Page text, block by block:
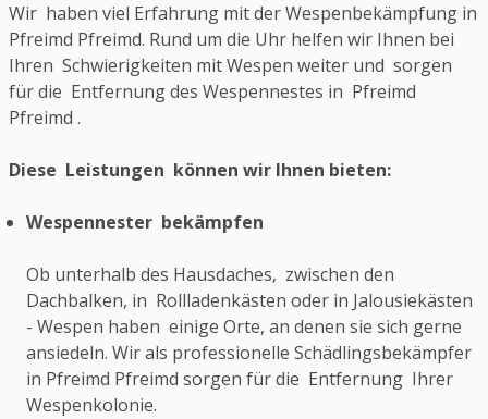
Wir haben viel Erfahrung mit der Wespenbekämpfung in
Pfreimd Pfreimd. Rund um die Uhr helfen wir Ihnen bei
Ihren Schwierigkeiten mit Wespen weiter und sorgen
für die Entfernung des Wespennestes in Pfreimd
Pfreimd .
Diese Leistungen können wir Ihnen bieten:
Wespennester bekämpfen
Ob unterhalb des Hausdaches, zwischen den
Dachbalken, in Rollladenkästen oder in Jalousiekästen
- Wespen haben einige Orte, an denen sie sich gerne
ansiedeln. Wir als professionelle Schädlingsbekämpfer
in Pfreimd Pfreimd sorgen für die Entfernung Ihrer
Wespenkolonie.